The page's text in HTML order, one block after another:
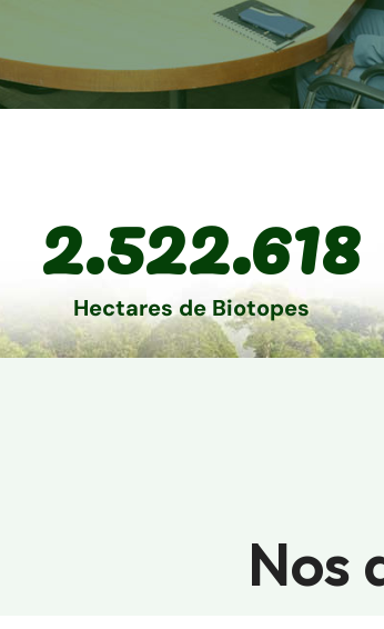
Ensemble des activités visant à
assurer l’intégrité territoriale, celle
des habitats et de la biodiversité
d’une aire protégée.
Hectares de Biotopes
2.522.618
Nos